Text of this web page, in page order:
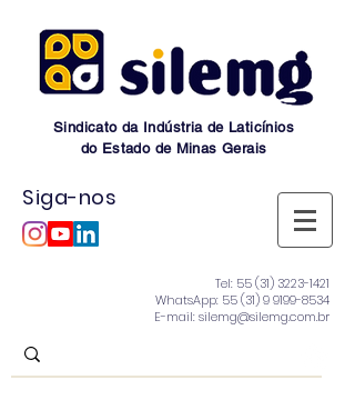
Sindicato da Indústria de Laticínios
do Estado de Minas Gerais
Siga-nos
Tel: 55 (31) 3223-1421
WhatsApp: 55 (31) 9 9199-8534
E-mail: silemg@silemg.com.br